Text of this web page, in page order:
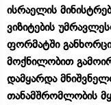
ისრაელის
ვიზიტების
ფორმატში
მოქნილობით
დამყარდა
თანამშრომლობის